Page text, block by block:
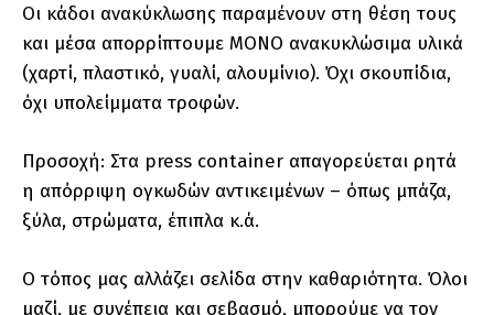
Οι κάδοι ανακύκλωσης παραμένουν στη θέση τους
και μέσα απορρίπτουμε ΜΟΝΟ ανακυκλώσιμα υλικά
(χαρτί, πλαστικό, γυαλί, αλουμίνιο). Όχι σκουπίδια,
όχι υπολείμματα τροφών.
Προσοχή: Στα press container απαγορεύεται ρητά
η απόρριψη ογκωδών αντικειμένων – όπως μπάζα,
ξύλα, στρώματα, έπιπλα κ.ά.
Ο τόπος μας αλλάζει σελίδα στην καθαριότητα. Όλοι
μαζί, με συνέπεια και σεβασμό, μπορούμε να τον